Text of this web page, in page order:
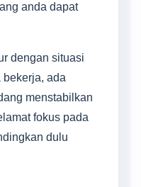
anda dapat
dengan situasi
ada
menstabilkan
fokus pada
dulu